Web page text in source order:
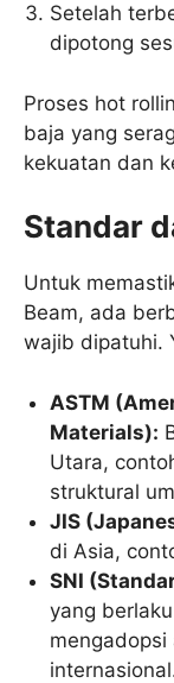
Setelah
dipotong
Proses hot
baja yang
kekuatan dan
Standar
Untuk
Beam, ada
wajib dipatuhi.
ASTM
Materials):
Utara,
struktural
JIS
di Asia,
SNI
yang